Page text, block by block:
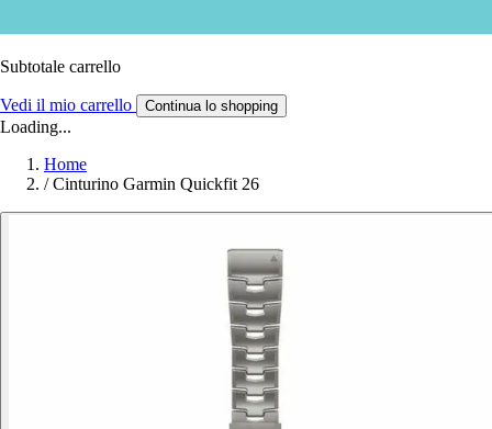
Subtotale carrello
Vedi il mio carrello Continua lo shopping
Loading...
Home
/ Cinturino Garmin Quickfit 26